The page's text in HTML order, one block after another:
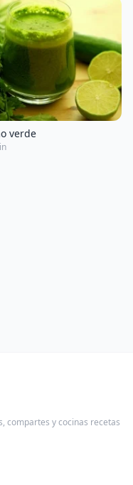
verde
compartes y cocinas recetas